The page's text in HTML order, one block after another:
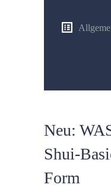
Neu:
Shui-
Form